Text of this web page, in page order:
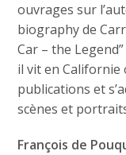
ouvrages sur
biography de
Car – the
il vit en Californie
publications et
scènes et
François de